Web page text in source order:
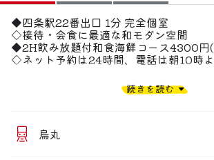
偏愛コミュニティ
投稿
偏愛記事
偏愛スポット
◆四条駅22番出口 1分 完全個室
◇接待・会食に最適な和モダン空間
◆2H飲み放題付和食海鮮コース4300円
◇ネット予約は24時間、電話は朝10時
【職人こだわりの海鮮和食と完全個室】
完全個室の和モダン空間で、接待・会食
間飲み放題付コースを4,300円(税込)から
焼き・炙り・煮付け等、「海鮮居酒屋」
続きを読む
烏丸